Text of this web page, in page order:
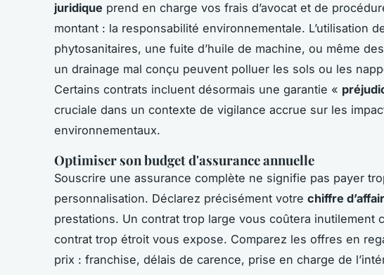
juridique prend en charge vos frais d’avocat et de
montant : la responsabilité environnementale. L’utilisation
phytosanitaires, une fuite d’huile de machine, ou même
un drainage mal conçu peuvent polluer les sols ou les
Certains contrats incluent désormais une garantie «
cruciale dans un contexte de vigilance accrue sur les
environnementaux.
Optimiser son budget d'assurance annuelle
Souscrire une assurance complète ne signifie pas payer
personnalisation. Déclarez précisément votre chiffre
prestations. Un contrat trop large vous coûtera inutilement
contrat trop étroit vous expose. Comparez les offres en
prix : franchise, délais de carence, prise en charge de